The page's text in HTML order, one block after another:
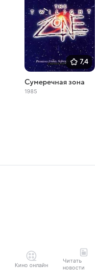
7,4
Сумеречная зона
1985
Кино онлайн
Читать
новости